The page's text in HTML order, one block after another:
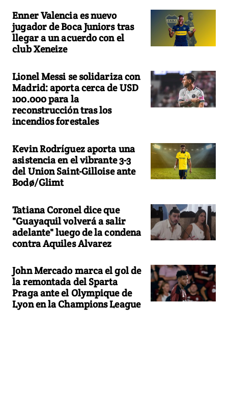
Enner Valencia es nuevo
jugador de Boca Juniors tras
llegar a un acuerdo con el
club Xeneize
Lionel Messi se solidariza con
Madrid: aporta cerca de USD
100.000 para la
reconstrucción tras los
incendios forestales
Kevin Rodríguez aporta una
asistencia en el vibrante 3-3
del Union Saint-Gilloise ante
Bodø/Glimt
Tatiana Coronel dice que
"Guayaquil volverá a salir
adelante" luego de la condena
contra Aquiles Alvarez
John Mercado marca el gol de
la remontada del Sparta
Praga ante el Olympique de
Lyon en la Champions League